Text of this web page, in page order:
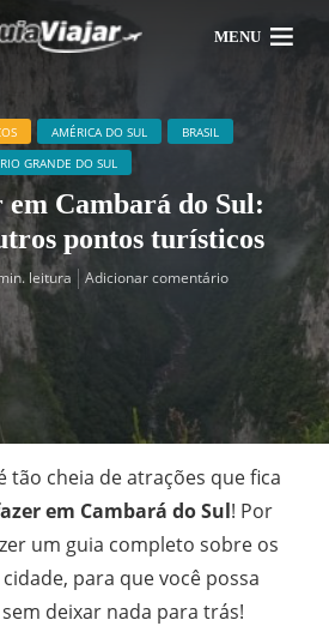
MENU
AMÉRICA DO SUL
BRASIL
RIO GRANDE DO SUL
em Cambará do Sul:
pontos turísticos
leitura Adicionar comentário
tão cheia de atrações que fica
em Cambará do Sul! Por
um guia completo sobre os
para que você possa
deixar nada para trás!